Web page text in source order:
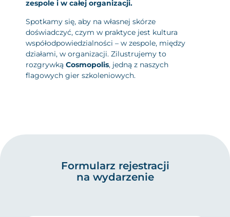
zespole i w całej organizacji.
Spotkamy się, aby na własnej skórze
doświadczyć, czym w praktyce jest kultura
współodpowiedzialności – w zespole, między
działami, w organizacji. Zilustrujemy to
rozgrywką Cosmopolis, jedną z naszych
flagowych gier szkoleniowych.
Formularz rejestracji
na wydarzenie